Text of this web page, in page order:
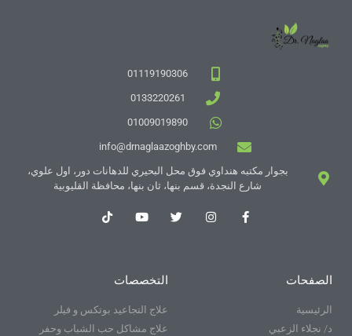
01119190306
0133220261
01009019890
info@drnaglaazoghby.com
بجوار مكتبه هنداوي فوق محل البحيري للدهانات دور، اول علوي،
شارع النجدة، قسم بنها، ثان بنها، محافظة القليوبية
الصفحات
الرئيسية
د/ نجلاء الزعبي
التخصصات
علاج التجاعيد بوتكس و فيلر
علاج مشاكل حب الشباب وحفر